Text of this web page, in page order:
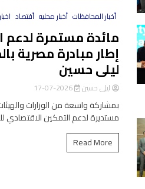
أخبار المحافظات أخبار محليه أقتصاد
مائدة مستمرة لدعم
إطار مبادرة مصرية
ليلى حسين
ليلى حسين 2026-07-17
بمشاركة واسعة من الوزارات
مستديرة لدعم التمكين الاقتصادي
Read More